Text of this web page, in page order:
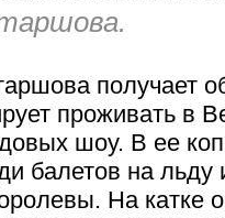
получает
проживать в
шоу. В ее
балетов на льду
На катке